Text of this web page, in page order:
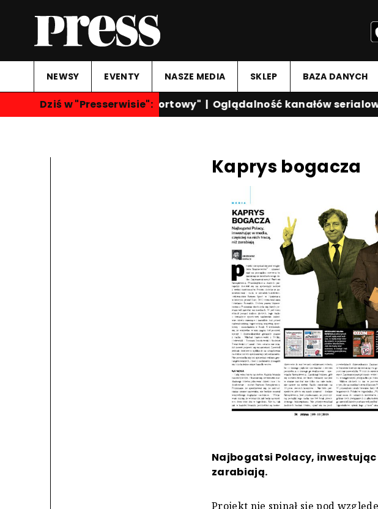
NEWSY EVENTY NASZE MEDIA SKLEP BAZA DANYCH
Dziś w "Presserwisie":
"Przegląd Sportowy"| Oglądalność kanałów
Kaprys bogacza
Najbogatsi Polacy,
zarabiają.
Projekt nie spinał się pod